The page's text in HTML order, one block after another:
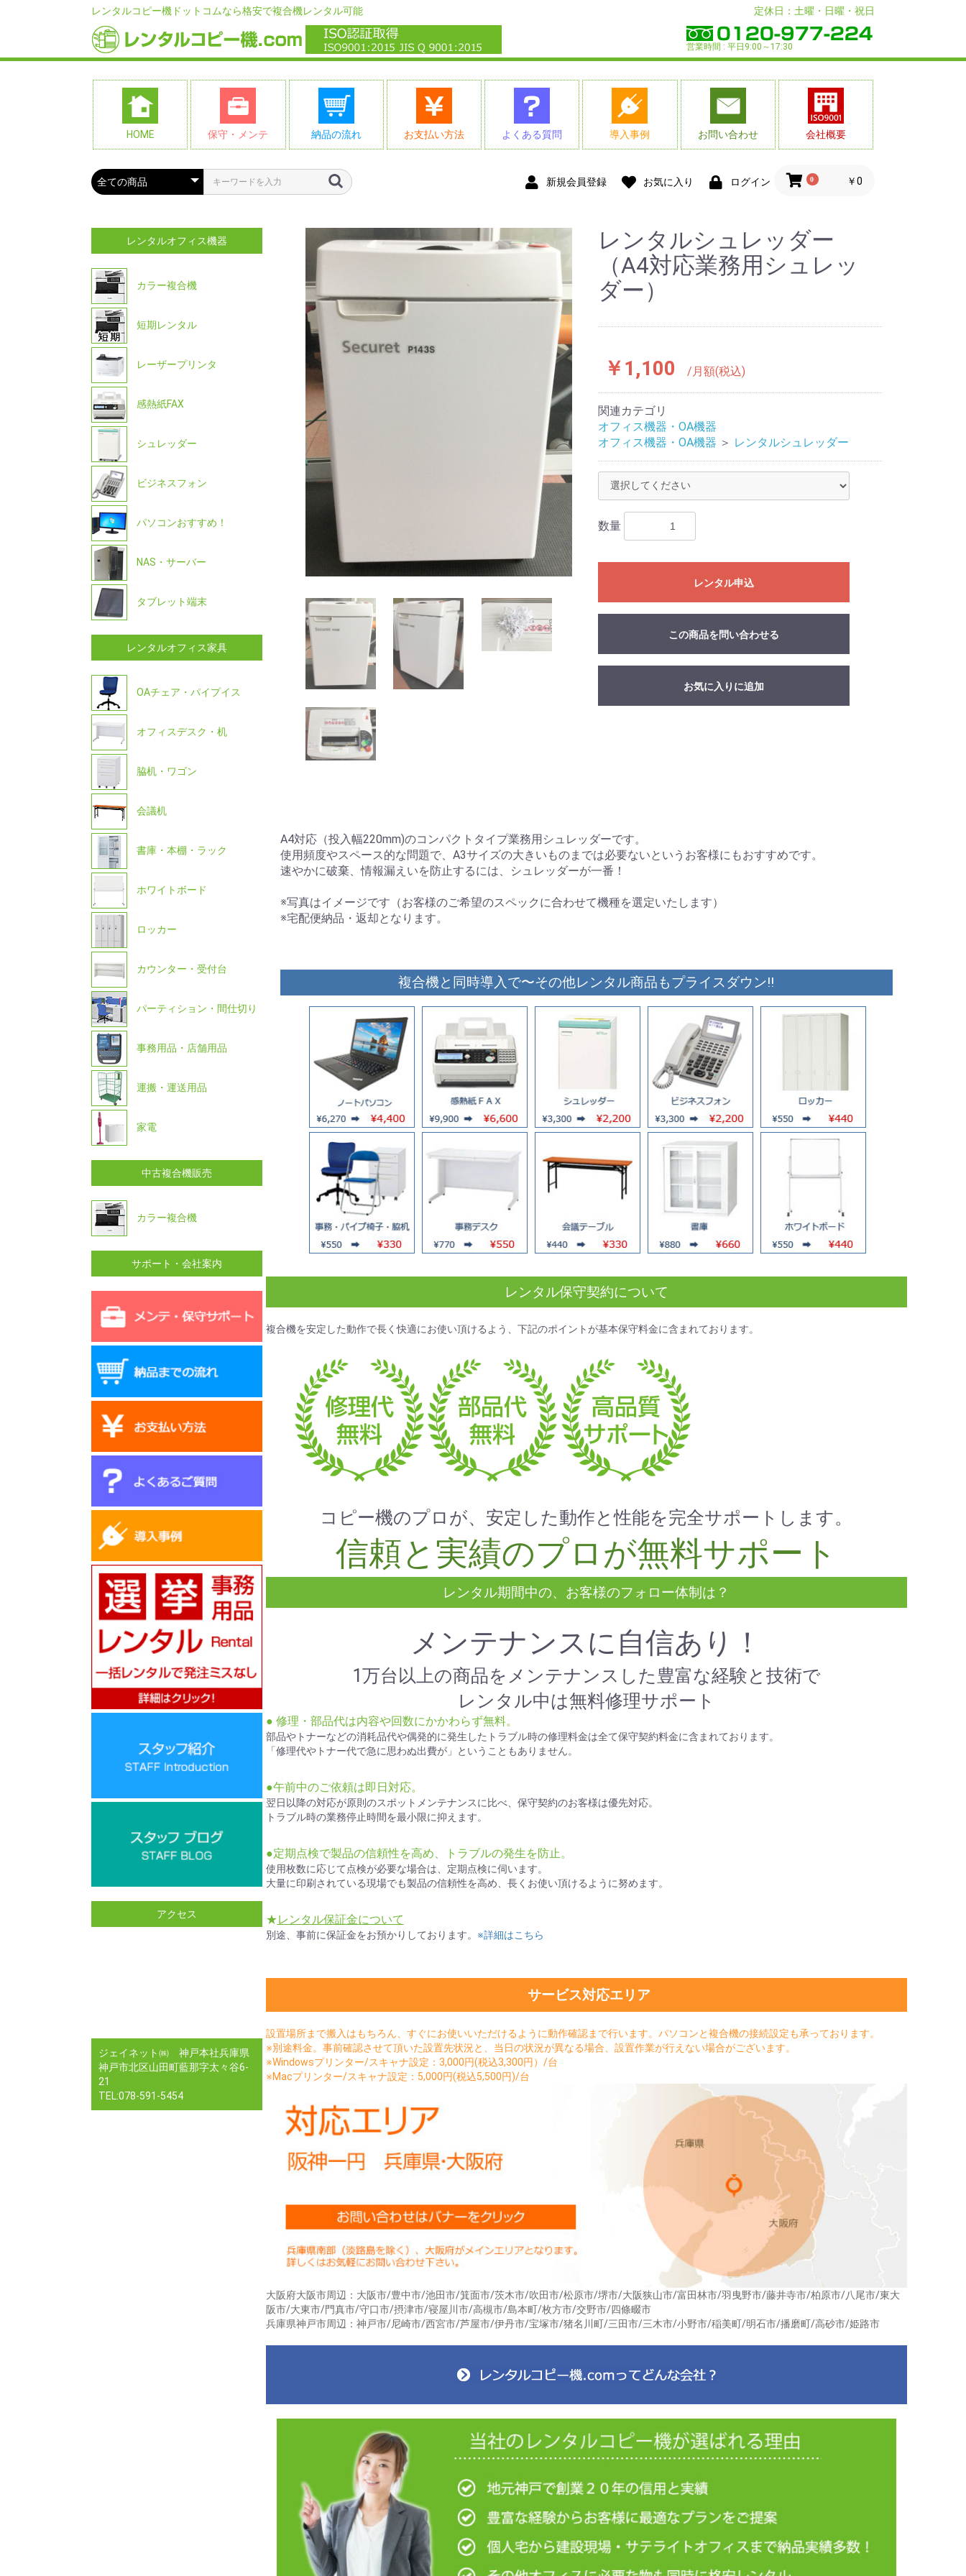
レンタルコピー機ドットコムなら格安で複合機レンタル可能 定休日：土曜・日曜・祝日
営業時間 : 平日9:00～17:30
HOME 保守・メンテ 納品の流れ お支払い方法 よくある質問 導入事例 お問い合わせ 会社概要
新規会員登録 お気に入り ログイン 0 ￥0
レンタルオフィス機器
カラー複合機
短期レンタル
レーザープリンタ
感熱紙FAX
シュレッダー
ビジネスフォン
パソコンおすすめ！
NAS・サーバー
タブレット端末
レンタルオフィス家具
OAチェア・パイプイス
オフィスデスク・机
脇机・ワゴン
会議机
書庫・本棚・ラック
ホワイトボード
ロッカー
カウンター・受付台
パーティション・間仕切り
事務用品・店舗用品
運搬・運送用品
家電
中古複合機販売
カラー複合機
サポート・会社案内
アクセス
ジェイネット㈱ 神戸本社兵庫県
神戸市北区山田町藍那字太々谷6-
21
TEL:078-591-5454
レンタルシュレッダー
（A4対応業務用シュレッ
ダー）
￥1,100 /月額(税込)
関連カテゴリ
オフィス機器・OA機器
オフィス機器・OA機器 ＞ レンタルシュレッダー
数量
レンタル申込
この商品を問い合わせる
お気に入りに追加
A4対応（投入幅220mm)のコンパクトタイプ業務用シュレッダーです。
使用頻度やスペース的な問題で、A3サイズの大きいものまでは必要ないというお客様にもおすすめです。
速やかに破棄、情報漏えいを防止するには、シュレッダーが一番！
※写真はイメージです（お客様のご希望のスペックに合わせて機種を選定いたします）
※宅配便納品・返却となります。
複合機と同時導入で〜その他レンタル商品もプライスダウン!!
レンタル保守契約について
複合機を安定した動作で長く快適にお使い頂けるよう、下記のポイントが基本保守料金に含まれております。
コピー機のプロが、安定した動作と性能を完全サポートします。
信頼と実績のプロが無料サポート
レンタル期間中の、お客様のフォロー体制は？
メンテナンスに自信あり！
1万台以上の商品をメンテナンスした豊富な経験と技術で
レンタル中は無料修理サポート
● 修理・部品代は内容や回数にかかわらず無料。
部品やトナーなどの消耗品代や偶発的に発生したトラブル時の修理料金は全て保守契約料金に含まれております。
「修理代やトナー代で急に思わぬ出費が」ということもありません。
●午前中のご依頼は即日対応。
翌日以降の対応が原則のスポットメンテナンスに比べ、保守契約のお客様は優先対応。
トラブル時の業務停止時間を最小限に抑えます。
●定期点検で製品の信頼性を高め、トラブルの発生を防止。
使用枚数に応じて点検が必要な場合は、定期点検に伺います。
大量に印刷されている現場でも製品の信頼性を高め、長くお使い頂けるように努めます。
★レンタル保証金について
別途、事前に保証金をお預かりしております。 ※詳細はこちら
サービス対応エリア
設置場所まで搬入はもちろん、すぐにお使いいただけるように動作確認まで行います。パソコンと複合機の接続設定も承っております。
※別途料金。事前確認させて頂いた設置先状況と、当日の状況が異なる場合、設置作業が行えない場合がございます。
※Windowsプリンター/スキャナ設定：3,000円(税込3,300円）/台
※Macプリンター/スキャナ設定：5,000円(税込5,500円)/台
大阪府大阪市周辺：大阪市/豊中市/池田市/箕面市/茨木市/吹田市/松原市/堺市/大阪狭山市/富田林市/羽曳野市/藤井寺市/柏原市/八尾市/東大
阪市/大東市/門真市/守口市/摂津市/寝屋川市/高槻市/島本町/枚方市/交野市/四條畷市
兵庫県神戸市周辺：神戸市/尼崎市/西宮市/芦屋市/伊丹市/宝塚市/猪名川町/三田市/三木市/小野市/稲美町/明石市/播磨町/高砂市/姫路市